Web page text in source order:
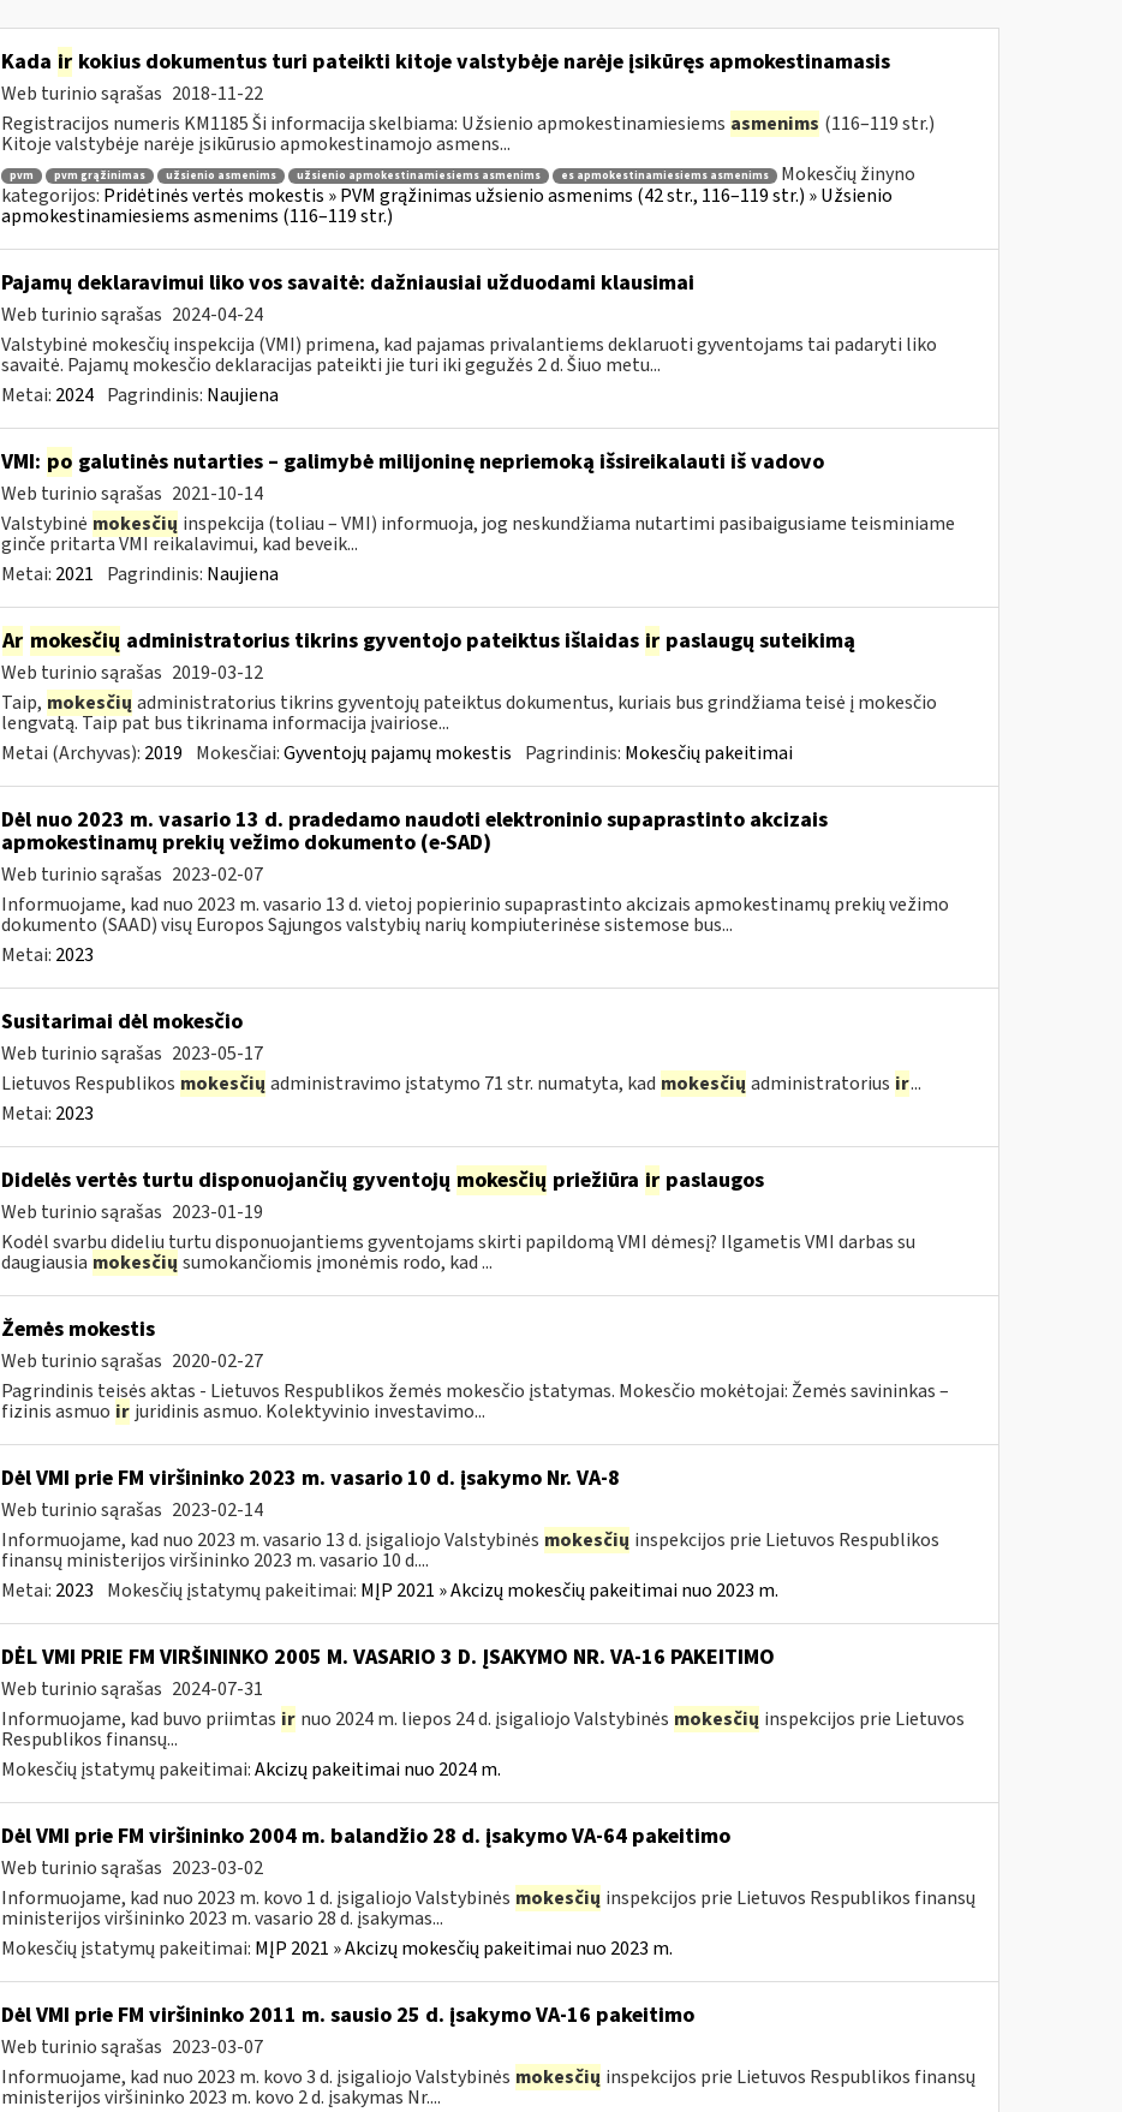
Kada irkokius dokumentus turi pateikti kitoje valstybėje narėje įsikūręs apmokestinamasis
Web turinio sąrašas 2018-11-22
Registracijos numeris KM1185 Ši informacija skelbiama: Užsienio apmokestinamiesiems asmenims (116–119 str.)
Kitoje valstybėje narėje įsikūrusio apmokestinamojo asmens...
pvm pvm grąžinimas užsienio asmenims užsienio apmokestinamiesiems asmenims es apmokestinamiesiems asmenims
Mokesčių žinyno
kategorijos: Pridėtinės vertės mokestis » PVM grąžinimas užsienio asmenims (42 str., 116–119 str.) » Užsienio
apmokestinamiesiems asmenims (116–119 str.)
Pajamų deklaravimui liko vos savaitė: dažniausiai užduodami klausimai
Web turinio sąrašas 2024-04-24
Valstybinė mokesčių inspekcija (VMI) primena, kad pajamas privalantiems deklaruoti gyventojams tai padaryti liko
savaitė. Pajamų mokesčio deklaracijas pateikti jie turi iki gegužės 2 d. Šiuo metu...
Metai: 2024 Pagrindinis: Naujiena
VMI: po galutinės nutarties – galimybė milijoninę nepriemoką išsireikalauti iš vadovo
Web turinio sąrašas 2021-10-14
Valstybinė mokesčių inspekcija (toliau – VMI) informuoja, jog neskundžiama nutartimi pasibaigusiame teisminiame
ginče pritarta VMI reikalavimui, kad beveik...
Metai: 2021 Pagrindinis: Naujiena
Ar mokesčių administratorius tikrins gyventojo pateiktus išlaidas irpaslaugų suteikimą
Web turinio sąrašas 2019-03-12
Taip, mokesčių administratorius tikrins gyventojų pateiktus dokumentus, kuriais bus grindžiama teisė į mokesčio
lengvatą. Taip pat bus tikrinama informacija įvairiose...
Metai (Archyvas): 2019 Mokesčiai:Gyventojų pajamų mokestis Pagrindinis: Mokesčių pakeitimai
Dėl nuo 2023 m. vasario 13 d. pradedamo naudoti elektroninio supaprastinto akcizais
apmokestinamų prekių vežimo dokumento (e-SAD)
Web turinio sąrašas 2023-02-07
Informuojame, kad nuo 2023 m. vasario 13 d. vietoj popierinio supaprastinto akcizais apmokestinamų prekių vežimo
dokumento (SAAD) visų Europos Sąjungos valstybių narių kompiuterinėse sistemose bus...
Metai: 2023
Susitarimai dėl mokesčio
Web turinio sąrašas 2023-05-17
Lietuvos Respublikos mokesčių administravimo įstatymo 71 str. numatyta, kad mokesčių administratorius ir...
Metai: 2023
Didelės vertės turtu disponuojančių gyventojų mokesčių priežiūra irpaslaugos
Web turinio sąrašas 2023-01-19
Kodėl svarbu dideliu turtu disponuojantiems gyventojams skirti papildomą VMI dėmesį? Ilgametis VMI darbas su
daugiausia mokesčių sumokančiomis įmonėmis rodo, kad ...
Žemės mokestis
Web turinio sąrašas 2020-02-27
Pagrindinis teisės aktas - Lietuvos Respublikos žemės mokesčio įstatymas. Mokesčio mokėtojai: Žemės savininkas –
fizinis asmuo ir juridinis asmuo. Kolektyvinio investavimo...
Dėl VMI prie FM viršininko 2023 m. vasario 10 d. įsakymo Nr. VA-8
Web turinio sąrašas 2023-02-14
Informuojame, kad nuo 2023 m. vasario 13 d. įsigaliojo Valstybinės mokesčių inspekcijos prie Lietuvos Respublikos
finansų ministerijos viršininko 2023 m. vasario 10 d....
Metai: 2023 Mokesčių įstatymų pakeitimai: MĮP 2021 » Akcizų mokesčių pakeitimai nuo 2023 m.
DĖL VMI PRIE FM VIRŠININKO 2005 M. VASARIO 3 D. ĮSAKYMO NR. VA-16 PAKEITIMO
Web turinio sąrašas 2024-07-31
Informuojame, kad buvo priimtas ir nuo 2024 m. liepos 24 d. įsigaliojo Valstybinės mokesčių inspekcijos prie Lietuvos
Respublikos finansų...
Mokesčių įstatymų pakeitimai:Akcizų pakeitimai nuo 2024 m.
Dėl VMI prie FM viršininko 2004 m. balandžio 28 d. įsakymo VA-64 pakeitimo
Web turinio sąrašas 2023-03-02
Informuojame, kad nuo 2023 m. kovo 1 d. įsigaliojo Valstybinės mokesčių inspekcijos prie Lietuvos Respublikos finansų
ministerijos viršininko 2023 m. vasario 28 d. įsakymas...
Mokesčių įstatymų pakeitimai: MĮP 2021 » Akcizų mokesčių pakeitimai nuo 2023 m.
Dėl VMI prie FM viršininko 2011 m. sausio 25 d. įsakymo VA-16 pakeitimo
Web turinio sąrašas 2023-03-07
Informuojame, kad nuo 2023 m. kovo 3 d. įsigaliojo Valstybinės mokesčių inspekcijos prie Lietuvos Respublikos finansų
ministerijos viršininko 2023 m. kovo 2 d. įsakymas Nr....